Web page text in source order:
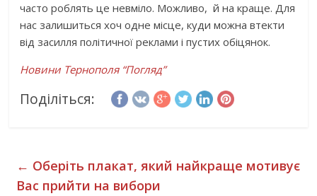
часто роблять це невміло. Можливо, й на краще. Для
нас залишиться хоч одне місце, куди можна втекти
від засилля політичної реклами і пустих обіцянок.
Новини Тернополя “Погляд”
Поділіться:
← Оберіть плакат, який найкраще мотивує
Вас прийти на вибори